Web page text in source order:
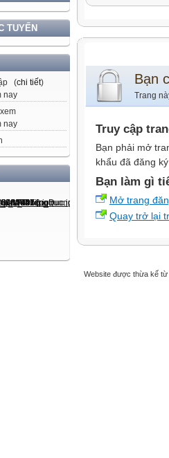
TUYẾN
(chi tiết)
nay
nay
Bạn
Trang
Truy cập
Bạn phải mở
khẩu đã đăng
Bạn làm gì
Mở trang
Quay trở lại
Website được thừa kế từ